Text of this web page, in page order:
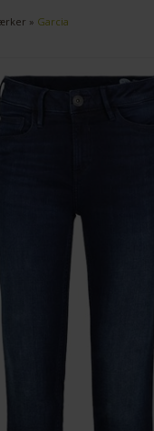
» Garcia